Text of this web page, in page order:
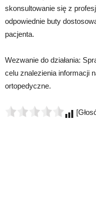
skonsultowanie się z
odpowiednie buty
pacjenta.
Wezwanie do działania:
celu znalezienia informacji
ortopedyczne.